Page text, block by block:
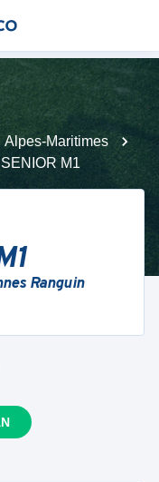
Alpes-Maritimes
SENIOR M1
Ranguin